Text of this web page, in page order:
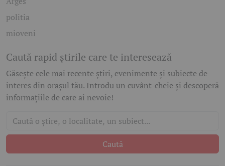
politia
mioveni
Caută rapid știrile care te interesează
Găsește cele mai recente știri, evenimente și subiecte de
interes din orașul tău. Introdu un cuvânt-cheie și descoperă
informațiile de care ai nevoie!
Caută